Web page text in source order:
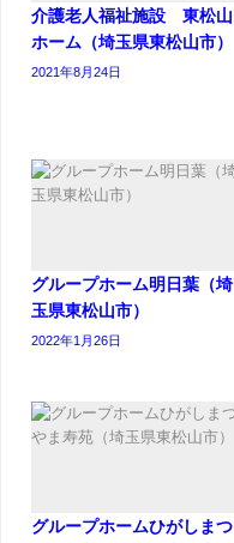
介護老人福祉施設 東松山
ホーム（埼玉県東松山市）
2021年8月24日
グループホーム明日葉（埼
玉県東松山市）
2022年1月26日
グループホームひがしまつ